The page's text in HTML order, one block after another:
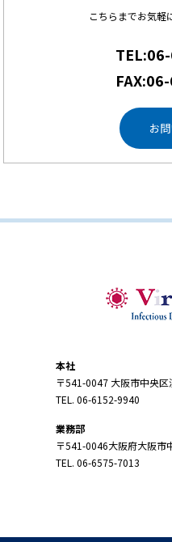
こちらまでお気軽
お
本社
〒541-0047 大阪市中央
TEL. 06-6152-9940
業務部
〒541-0046大阪府大阪市
TEL. 06-6575-7013